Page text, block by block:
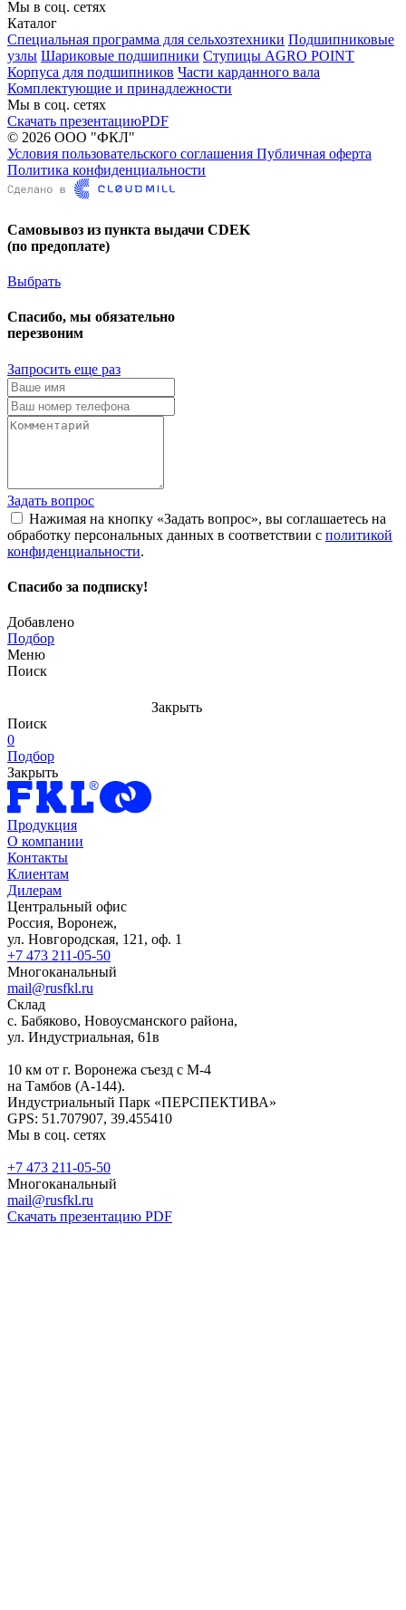
Мы в соц. сетях
Каталог
Специальная программа для сельхозтехники Подшипниковые
узлы Шариковые подшипники Ступицы AGRO POINT
Корпуса для подшипников Части карданного вала
Комплектующие и принадлежности
Мы в соц. сетях
Скачать презентациюPDF
© 2026 ООО "ФКЛ"
Условия пользовательского соглашения Публичная оферта
Политика конфиденциальности
Самовывоз из пункта выдачи CDEK
(по предоплате)
Выбрать
Спасибо, мы обязательно
перезвоним
Запросить еще раз
Задать вопрос
Нажимая на кнопку «Задать вопрос», вы соглашаетесь на
обработку персональных данных в соответствии с политикой
конфиденциальности.
Спасибо за подписку!
Добавлено
Подбор
Меню
Поиск
Закрыть
Поиск
0
Подбор
Закрыть
Продукция
О компании
Контакты
Клиентам
Дилерам
Центральный офис
Россия, Воронеж,
ул. Новгородская, 121, оф. 1
+7 473 211-05-50
Многоканальный
mail@rusfkl.ru
Склад
с. Бабяково, Новоусманского района,
ул. Индустриальная, 61в
10 км от г. Воронежа съезд с М-4
на Тамбов (А-144).
Индустриальный Парк «ПЕРСПЕКТИВА»
GPS: 51.707907, 39.455410
Мы в соц. сетях
+7 473 211-05-50
Многоканальный
mail@rusfkl.ru
Скачать презентацию PDF